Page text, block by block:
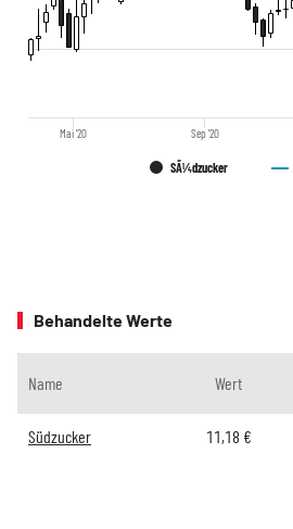
SÃ¼dzucker
Mai '20 Sep '20
Behandelte Werte
Name Wert
Südzucker 11,18 €